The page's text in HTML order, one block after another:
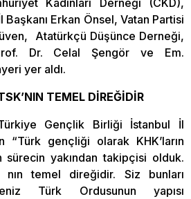
Kadınları Derneği (CKD),
Başkanı Erkan Önsel, Vatan Partisi
Atatürkçü Düşünce Derneği,
Dr. Celal Şengör ve Em.
yer aldı.
TEMEL DİREĞİDİR
Türkiye Gençlik Birliği İstanbul İl
“Türk gençliği olarak KHK’ların
sürecin yakından takipçisi olduk.
nın temel direğidir. Siz bunları
Türk Ordusunun yapısı